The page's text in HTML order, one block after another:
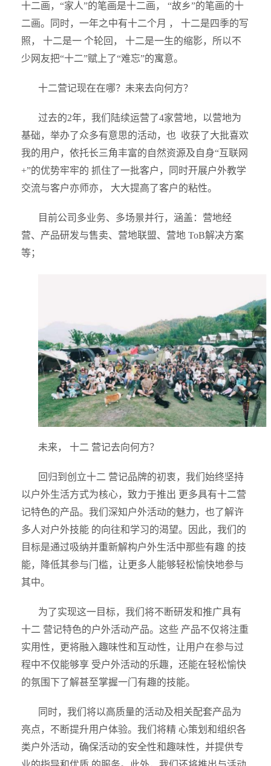
十二画，“家人”的笔画是十二画， “故乡”的笔画的十
二画。同时，一年之中有十二个月 ， 十二是四季的写
照， 十二是一 个轮回， 十二是一生的缩影，所以不
少网友把“⼗⼆”赋上了“难忘”的寓意。
十二营记现在在哪？未来去向何方？
过去的2年，我们陆续运营了4家营地，以营地为
基础，举办了众多有意思的活动，也 收获了大批喜欢
我的用户，依托长三角丰富的自然资源及自身“互联网
+”的优势牢牢的 抓住了一批客户，同时开展户外教学
交流与客户亦师亦， 大大提高了客户的粘性。
目前公司多业务、多场景并行，涵盖：营地经
营、产品研发与售卖、营地联盟、营地 ToB解决方案
等；
未来， 十二 营记去向何方？
回归到创立十二 营记品牌的初衷，我们始终坚持
以户外生活方式为核心，致力于推出 更多具有十二营
记特色的产品。我们深知户外活动的魅力，也了解许
多人对户外技能 的向往和学习的渴望。因此，我们的
目标是通过吸纳并重新解构户外生活中那些有趣 的技
能，降低其参与门槛，让更多人能够轻松愉快地参与
其中。
为了实现这一目标，我们将不断研发和推广具有
十二 营记特色的户外活动产品。这些 产品不仅将注重
实用性，更将融入趣味性和互动性，让用户在参与过
程中不仅能够享 受户外活动的乐趣，还能在轻松愉快
的氛围下了解甚至掌握一门有趣的技能。
同时，我们将以高质量的活动及相关配套产品为
亮点，不断提升用户体验。我们将精 心策划和组织各
类户外活动，确保活动的安全性和趣味性，并提供专